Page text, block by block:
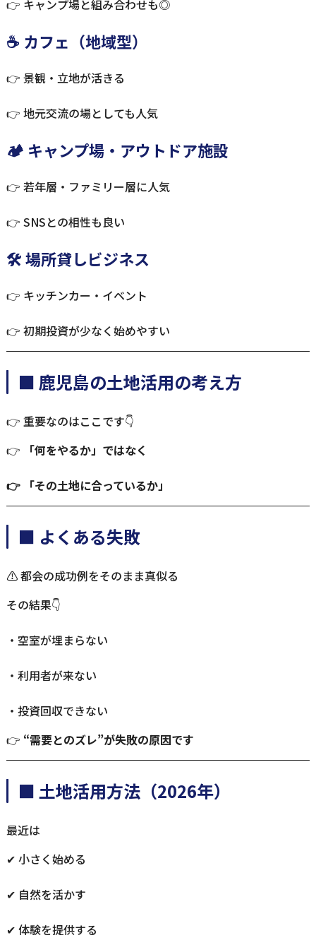
👉 キャンプ場と組み合わせも◎
☕ カフェ（地域型）
👉 景観・立地が活きる
👉 地元交流の場としても人気
🏕 キャンプ場・アウトドア施設
👉 若年層・ファミリー層に人気
👉 SNSとの相性も良い
🛠 場所貸しビジネス
👉 キッチンカー・イベント
👉 初期投資が少なく始めやすい
■ 鹿児島の土地活用の考え方
👉 重要なのはここです👇
👉
「何をやるか」ではなく
👉 「その土地に合っているか」
■ よくある失敗
⚠️ 都会の成功例をそのまま真似る
その結果👇
・空室が埋まらない
・利用者が来ない
・投資回収できない
👉 “需要とのズレ”が失敗の原因です
■ 土地活用方法（2026年）
最近は
✔ 小さく始める
✔ 自然を活かす
✔ 体験を提供する